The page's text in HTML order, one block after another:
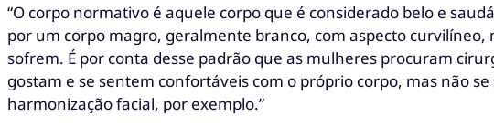
“O corpo normativo é aquele corpo que é considerado belo e
por um corpo magro, geralmente branco, com aspecto curvilíneo,
sofrem. É por conta desse padrão que as mulheres procuram
gostam e se sentem confortáveis com o próprio corpo, mas não
harmonização facial, por exemplo.”